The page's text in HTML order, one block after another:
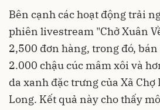
Bên cạnh các hoạt động trải
phiên livestream "Chở Xuân
2,500 đơn hàng, trong đó,
2.000 chậu cúc mâm xôi và
da xanh đặc trưng của Xã
Long. Kết quả này cho thấy